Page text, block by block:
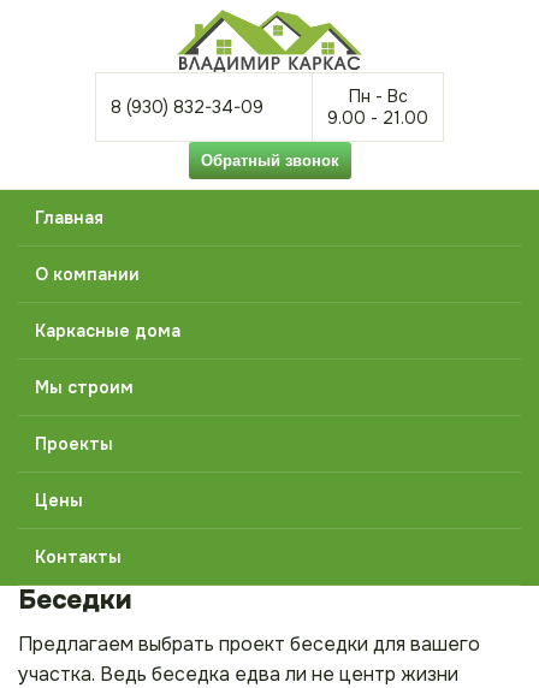
8 (930) 832-34-09
Пн - Вс
9.00 - 21.00
Главная
О компании
Каркасные дома
Мы строим
Проекты
Цены
Контакты
Беседки
Предлагаем выбрать проект беседки для вашего
участка. Ведь беседка едва ли не центр жизни